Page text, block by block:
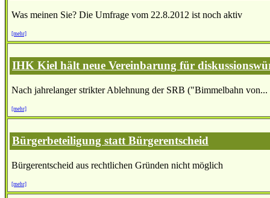
Was meinen Sie? Die Umfrage vom 22.8.2012 ist noch aktiv
[mehr]
IHK Kiel hält neue Vereinbarung für
Nach jahrelanger strikter Ablehnung der SRB ("Bimmelbahn von...
[mehr]
Bürgerbeteiligung statt Bürgerentscheid
Bürgerentscheid aus rechtlichen Gründen nicht möglich
[mehr]